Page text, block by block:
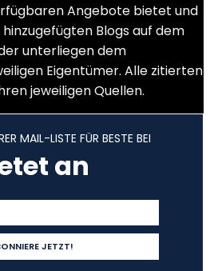
Angebote bietet und
Blogs auf dem
unterliegen dem
Eigentümer. Alle zitierten
jeweiligen Quellen.
MAIL-LISTE FÜR BESTE BEI
an